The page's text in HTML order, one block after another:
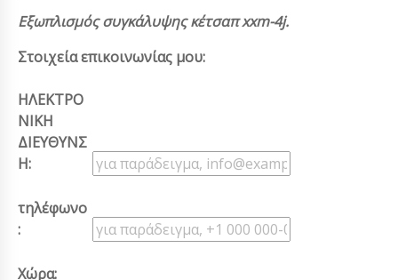
Εξωπλισμός συγκάλυψης κέτσαπ xxm-4j.
Στοιχεία επικοινωνίας μου:
ΗΛΕΚΤΡΟ
ΝΙΚΗ
ΔΙΕΥΘΥΝΣ
Η:
τηλέφωνο
:
Χώρα: